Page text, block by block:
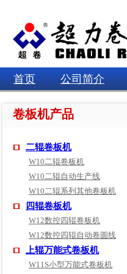
首页 公司简介
卷板机产品
二辊卷板机
W10二辊卷板机
W10二辊自动生产线
W10二辊系列其他卷板机
四辊卷板机
W12数控四辊卷板机
W12数控四辊自动卷圆线
上辊万能式卷板机
W11S小型万能式卷板机